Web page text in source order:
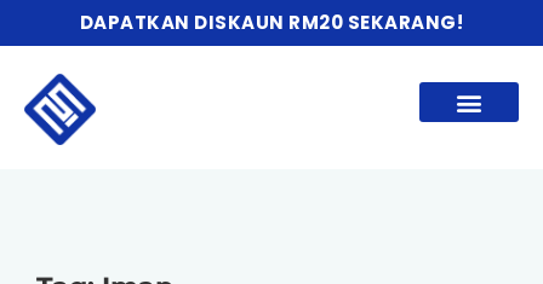
DAPATKAN DISKAUN RM20 SEKARANG!